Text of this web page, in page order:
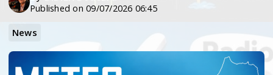
Published on 09/07/2026 06:45
News